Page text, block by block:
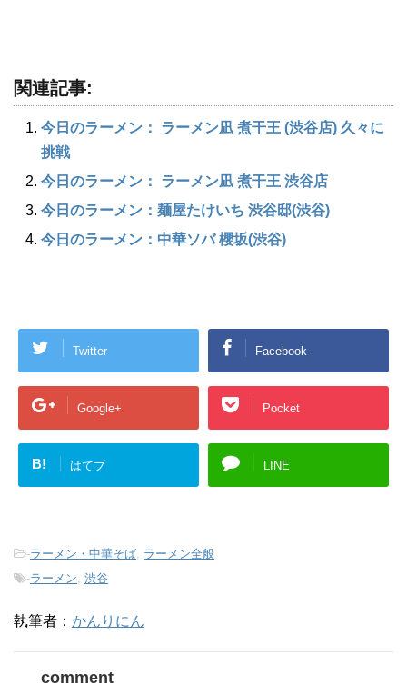
関連記事:
今日のラーメン： ラーメン凪 煮干王 (渋谷店) 久々に
挑戦
今日のラーメン： ラーメン凪 煮干王 渋谷店
今日のラーメン：麺屋たけいち 渋谷邸(渋谷)
今日のラーメン：中華ソバ 櫻坂(渋谷)
Twitter Facebook
Google+ Pocket
B! はてブ LINE
-ラーメン・中華そば ラーメン全般
-ラーメン 渋谷
執筆者： かんりにん
comment